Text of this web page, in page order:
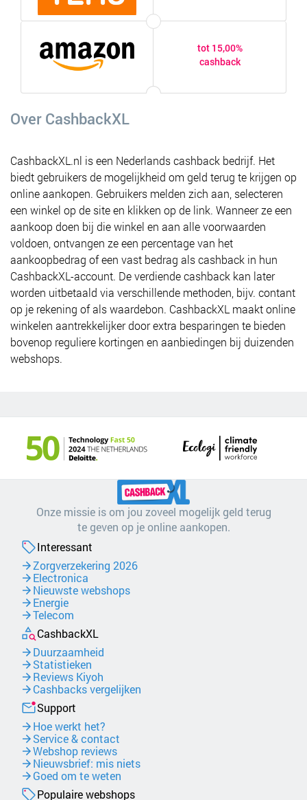
tot 15,00%
cashback
Over CashbackXL
CashbackXL.nl is een Nederlands cashback bedrijf. Het
biedt gebruikers de mogelijkheid om geld terug te krijgen op
online aankopen. Gebruikers melden zich aan, selecteren
een winkel op de site en klikken op de link. Wanneer ze een
aankoop doen bij die winkel en aan alle voorwaarden
voldoen, ontvangen ze een percentage van het
aankoopbedrag of een vast bedrag als cashback in hun
CashbackXL-account. De verdiende cashback kan later
worden uitbetaald via verschillende methoden, bijv. contant
op je rekening of als waardebon. CashbackXL maakt online
winkelen aantrekkelijker door extra besparingen te bieden
bovenop reguliere kortingen en aanbiedingen bij duizenden
webshops.
Onze missie is om jou zoveel mogelijk geld terug
te geven op je online aankopen.
Interessant
Zorgverzekering 2026
Electronica
Nieuwste webshops
Energie
Telecom
CashbackXL
Duurzaamheid
Statistieken
Reviews Kiyoh
Cashbacks vergelijken
Support
Hoe werkt het?
Service & contact
Webshop reviews
Nieuwsbrief: mis niets
Goed om te weten
Populaire webshops